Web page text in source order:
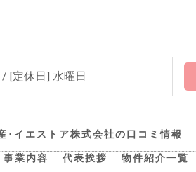
[定休日] 水曜日
･イエストア株式会社の口コミ情報
事業内容 代表挨拶 物件紹介一覧